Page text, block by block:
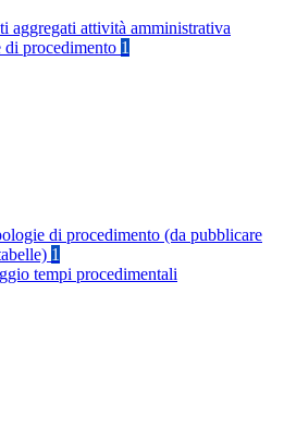
aggregati attività amministrativa
procedimento 1
di procedimento (da pubblicare
1
tempi procedimentali